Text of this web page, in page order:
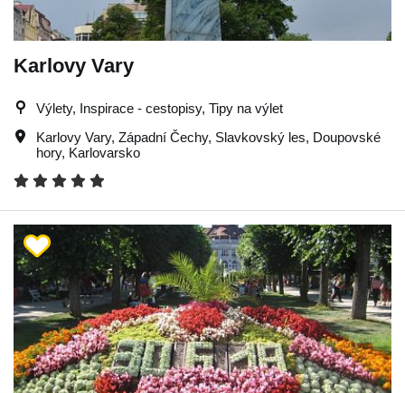
Karlovy Vary
Výlety, Inspirace - cestopisy, Tipy na výlet
Karlovy Vary, Západní Čechy, Slavkovský les, Doupovské
hory, Karlovarsko